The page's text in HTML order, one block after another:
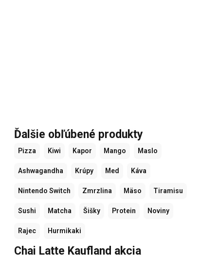
Ďalšie obľúbené produkty
Pizza Kiwi Kapor Mango Maslo
Ashwagandha Krúpy Med Káva
Nintendo Switch Zmrzlina Mäso Tiramisu
Sushi Matcha Šišky Protein Noviny
Rajec Hurmikaki
Chai Latte Kaufland akcia